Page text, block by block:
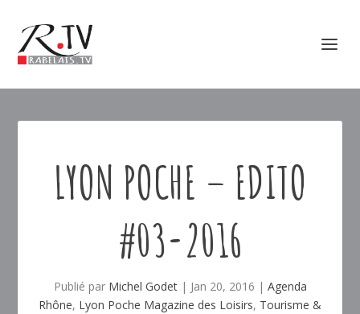
LYON POCHE – EDITO
#03-2016
Publié par Michel Godet| Jan 20, 2016 | Agenda
Rhône, Lyon Poche Magazine des Loisirs, Tourisme &